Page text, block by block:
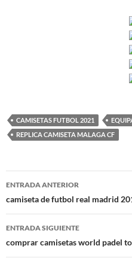
CAMISETAS FUTBOL 2021
REPLICA CAMISETA MALAGA CF
Navegación
de
entradas
ENTRADA ANTERIOR
camiseta de futbol real madrid
ENTRADA SIGUIENTE
comprar camisetas world padel